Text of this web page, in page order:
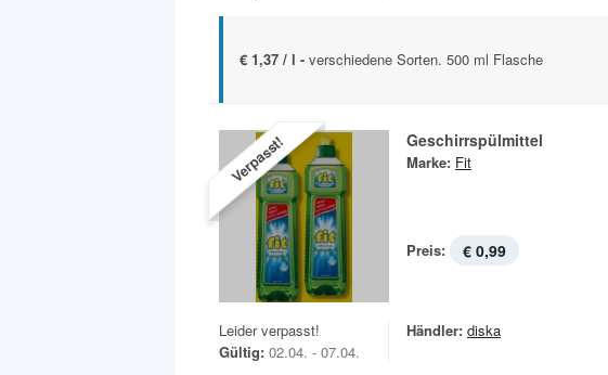
€ 1,37 / l - verschiedene Sorten. 500 ml Flasche
Verpasst! Geschirrspülmittel
Marke: Fit
Preis: € 0,99
Leider verpasst!
Gültig: 02.04. - 07.04.
Händler: diska